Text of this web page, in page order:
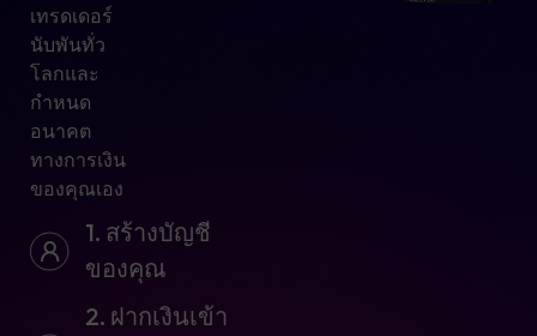
เทรดเดอร์
นับพันทั่ว
โลกและ
กำหนด
อนาคต
ทางการเงิน
ของคุณเอง
1. สร้างบัญชี
ของคุณ
2. ฝากเงินเข้า